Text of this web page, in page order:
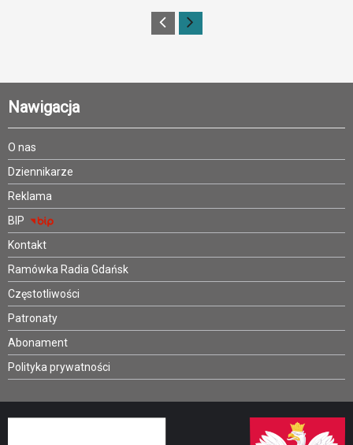
Nawigacja
O nas
Dziennikarze
Reklama
BIP
Kontakt
Ramówka Radia Gdańsk
Częstotliwości
Patronaty
Abonament
Polityka prywatności